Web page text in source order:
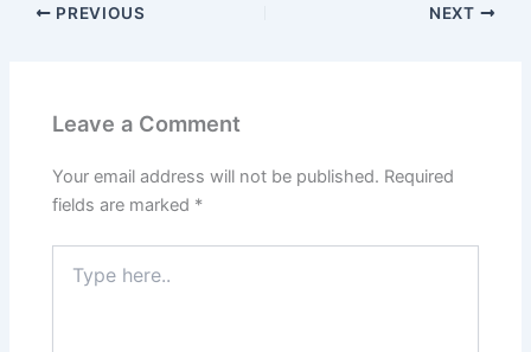
PREVIOUS NEXT
Leave a Comment
Your email address will not be published. Required
fields are marked *
here..